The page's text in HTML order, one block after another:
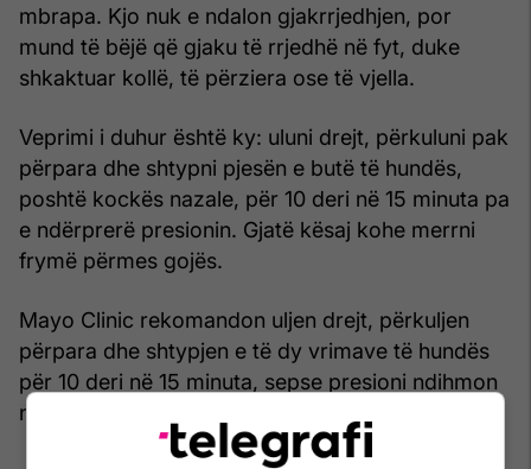
mbrapa. Kjo nuk e ndalon gjakrrjedhjen, por
mund të bëjë që gjaku të rrjedhë në fyt, duke
shkaktuar kollë, të përziera ose të vjella.
Veprimi i duhur është ky: uluni drejt, përkuluni pak
përpara dhe shtypni pjesën e butë të hundës,
poshtë kockës nazale, për 10 deri në 15 minuta pa
e ndërprerë presionin. Gjatë kësaj kohe merrni
frymë përmes gojës.
Mayo Clinic rekomandon uljen drejt, përkuljen
përpara dhe shtypjen e të dy vrimave të hundës
për 10 deri në 15 minuta, sepse presioni ndihmon
në ndalimin e rrjedhjes nga enët e gjakut.